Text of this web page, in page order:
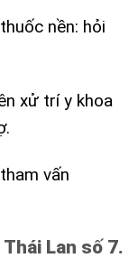
nền: hỏi
xử trí y khoa
vấn
Lan số 7.